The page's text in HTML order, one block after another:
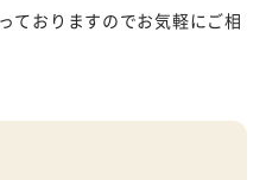
ておりますのでお気軽にご相